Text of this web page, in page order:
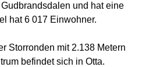
und hat eine
hat 6 017 Einwohner.
Storronden mit 2.138 Metern
befindet sich in Otta.